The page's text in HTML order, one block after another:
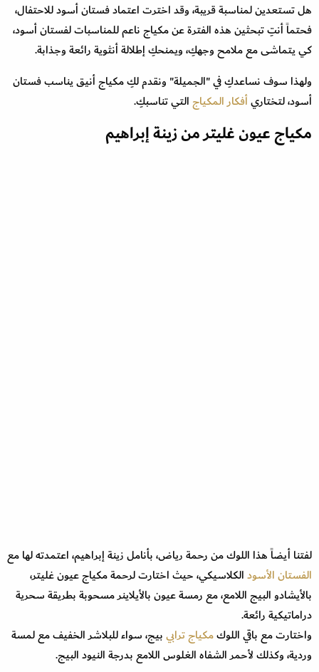
هل تستعدين لمناسبة قريبة، وقد اخترت اعتماد فستان أسود للاحتفال،
فحتماً أنتِ تبحثين هذه الفترة عن مكياج ناعم للمناسبات لفستان أسود،
كي يتماشى مع ملامح وجهكِ، ويمنحكِ إطلالة أنثوية رائعة وجذابة.
ولهذا سوف نساعدكِ في "الجميلة" ونقدم لكِ مكياج أنيق يناسب فستان
أسود، لتختاريأفكار المكياجالتي تناسبكِ.
مكياج عيون غليتر من زينة إبراهيم
لفتنا أيضاً هذا اللوك من رحمة رياض، بأنامل زينة إبراهيم، اعتمدته لها مع
الفستان الأسودالكلاسيكي، حيث اختارت لرحمة مكياج عيون غليتر،
بالأيشادو البيج اللامع، مع رمسة عيون بالأيلاينر مسحوبة بطريقة سحرية
دراماتيكية رائعة.
واختارت مع باقي اللوكمكياج ترابيبيج، سواء للبلاشر الخفيف مع لمسة
وردية، وكذلك لأحمر الشفاه الغلوس اللامع بدرجة النيود البيج.